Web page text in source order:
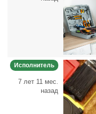
Исполнитель
7 лет 11 мес.
назад